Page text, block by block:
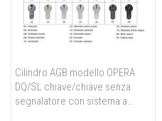
Cilindro AGB modello OPERA
DQ/SL chiave/chiave senza
segnalatore con sistema a